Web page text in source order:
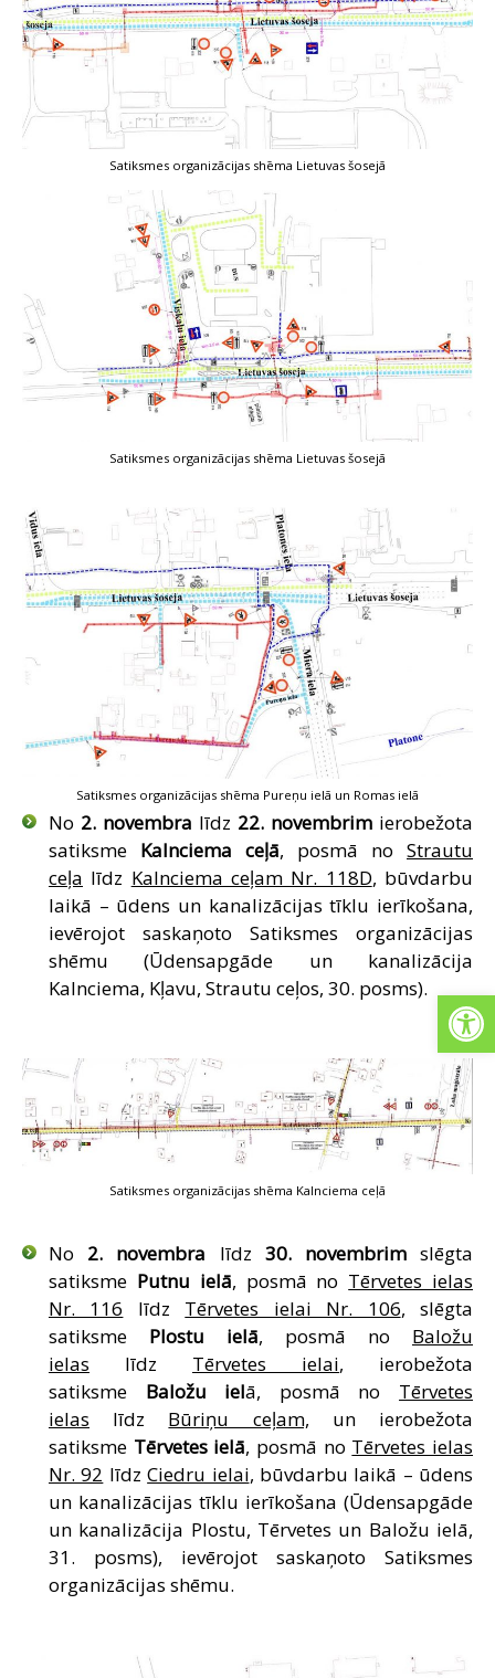
Satiksmes organizācijas shēma Lietuvas šosejā
Satiksmes organizācijas shēma Lietuvas šosejā
Satiksmes organizācijas shēma Pureņu ielā un Romas ielā
No 2. novembra līdz 22. novembrim ierobežota
satiksme Kalnciema ceļā, posmā no Strautu
ceļa līdz Kalnciema ceļam Nr. 118D, būvdarbu
laikā – ūdens un kanalizācijas tīklu ierīkošana,
ievērojot saskaņoto Satiksmes organizācijas
shēmu (Ūdensapgāde un kanalizācija
Kalnciema, Kļavu, Strautu ceļos, 30. posms).
Satiksmes organizācijas shēma Kalnciema ceļā
No 2. novembra līdz 30. novembrimslēgta
satiksme Putnu ielā, posmā no Tērvetes ielas
Nr. 116 līdz Tērvetes ielai Nr. 106, slēgta
satiksme Plostu ielā, posmā no Baložu
ielas līdz Tērvetes ielai, ierobežota
satiksme Baložu ielā, posmā no Tērvetes
ielas līdz Būriņu ceļam, un ierobežota
satiksme Tērvetes ielā, posmā no Tērvetes ielas
Nr. 92 līdzCiedru ielai, būvdarbu laikā – ūdens
un kanalizācijas tīklu ierīkošana (Ūdensapgāde
un kanalizācija Plostu, Tērvetes un Baložu ielā,
31. posms), ievērojot saskaņoto Satiksmes
organizācijas shēmu.